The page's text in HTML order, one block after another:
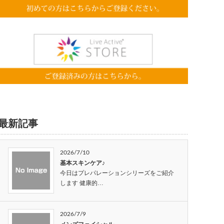
新記事
2026/7/10
基本スキンケア♪
今日はプレパレーションシリーズをご紹介
します 健康的…
2026/7/9